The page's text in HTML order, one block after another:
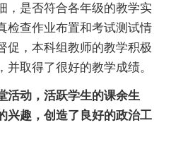
，是否符合各年级的教学实
检查作业布置和考试测试情
促，本科组教师的教学积极
取得了很好的教学成绩。
活动，活跃学生的课余生
兴趣，创造了良好的政治工